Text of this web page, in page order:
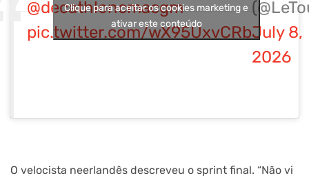
@decathloncmacgm
pic.twitter.com/wX95UxvCRbJuly 8,
2026
Clique para aceitar os cookies marketing e
ativar este conteúdo
O velocista neerlandês descreveu o sprint final. “Não vi